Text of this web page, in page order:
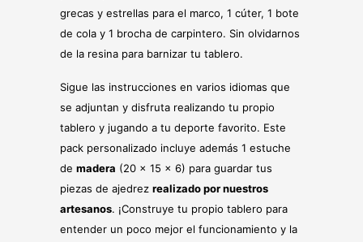
grecas y estrellas para el marco, 1 cúter, 1 bote
de cola y 1 brocha de carpintero. Sin olvidarnos
de la resina para barnizar tu tablero.
Sigue las instrucciones en varios idiomas que
se adjuntan y disfruta realizando tu propio
tablero y jugando a tu deporte favorito. Este
pack personalizado incluye además 1 estuche
de madera (20 x 15 x 6) para guardar tus
piezas de ajedrez realizado por nuestros
artesanos. ¡Construye tu propio tablero para
entender un poco mejor el funcionamiento y la